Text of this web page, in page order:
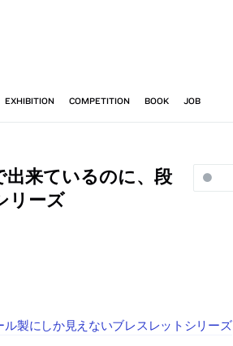
来ているのに、段
リーズ
製にしか見えないブレスレットシリーズ